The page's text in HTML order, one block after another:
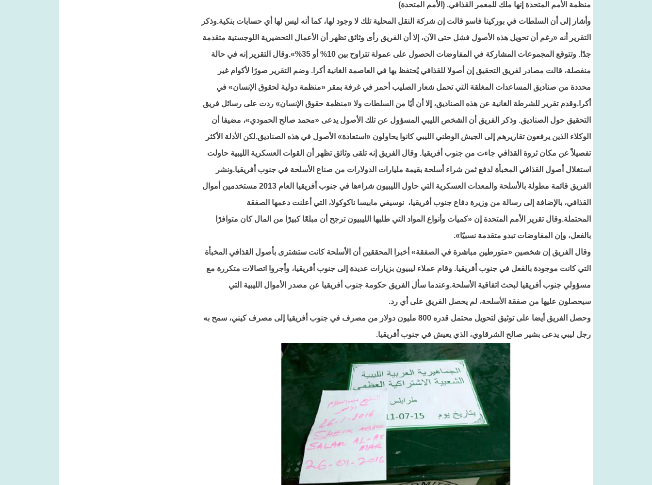
منظمة الأمم المتحدة إنها ملك للمعمر القذافي. (الأمم المتحدة)
وأشار إلى أن السلطات في بوركينا فاسو قالت إن شركة النقل المحلية تلك لا وجود لها، كما أنه ليس لها أي حسابات بنكية.وذكر
التقرير أنه «رغم أن تحويل هذه الأصول فشل حتى الآن، إلا أن الفريق رأى وثائق تظهر أن الأعمال التحضيرية اللوجستية متقدمة
جدًا. وتتوقع المجموعات المشاركة في المفاوضات الحصول على عمولة تتراوح بين 10% أو 35%».وقال التقرير إنه في حالة
منفصلة، قالت مصادر لفريق التحقيق إن أصولا للقذافي يُحتفظ بها في العاصمة الغانية أكرا. وضم التقرير صورًا لأكوام غير
محددة من صناديق المساعدات المغلقة التي تحمل شعار الصليب أحمر في غرفة بمقر «منظمة دولية لحقوق الإنسان» في
أكرا.وقدم تقرير للشرطة الغانية عن هذه الصناديق، إلا أن أيًا من السلطات ولا «منظمة حقوق الإنسان» ردت على رسائل فريق
التحقيق حول الصناديق. وذكر الفريق أن الشخص الليبي المسؤول عن تلك الأصول يدعى «محمد صالح الحمودي»، مضيفا أن
الوكلاء الذين يرفعون تقاريرهم إلى الجيش الوطني الليبي كانوا يحاولون «استعادة» الأصول في هذه الصناديق.لكن الأدلة الأكثر
تفصيلاً عن مكان ثروة القذافي جاءت من جنوب أفريقيا. وقال الفريق إنه تلقى وثائق تظهر أن القوات العسكرية الليبية حاولت
استغلال أصول القذافي المخبأة لدفع ثمن شراء أسلحة بقيمة مليارات الدولارات من صناع الأسلحة في جنوب أفريقيا.ونشر
الفريق قائمة مطولة بالأسلحة والمعدات العسكرية التي حاول الليبيون شراءها في جنوب أفريقيا العام 2013 مستخدمين أموال
القذافي، بالإضافة إلى رسالة من وزيرة دفاع جنوب أفريقيا، نوسيفي مابيسا ناكوكولا، التي أعلنت دعمها الصفقة
المحتملة.وقال تقرير الأمم المتحدة إن «كميات وأنواع المواد التي طلبها الليبيون ترجح أن مبلعًا كبيرًا من المال كان متوافرًا
بالفعل، وإن المفاوضات تبدو متقدمة نسبيًا».
وقال الفريق إن شخصين «متورطين مباشرة في الصفقة» أخبرا المحققين أن الأسلحة كانت ستشترى بأصول القذافي المخبأة
التي كانت موجودة بالفعل في جنوب أفريقيا. وقام عملاء ليبيون بزيارات عديدة إلى جنوب أفريقيا، وأجروا اتصالات متكررة مع
مسؤولي جنوب أفريقيا لبحث اتفاقية الأسلحة.وعندما سأل الفريق حكومة جنوب أفريقيا عن مصدر الأموال الليبية التي
سيحصلون عليها من صفقة الأسلحة، لم يحصل الفريق على أي رد.
وحصل الفريق أيضا على توثيق لتحويل محتمل قدره 800 مليون دولار من مصرف في جنوب أفريقيا إلى مصرف كيني، سمح به
رجل ليبي يدعى بشير صالح الشرقاوي، الذي يعيش في جنوب أفريقيا.